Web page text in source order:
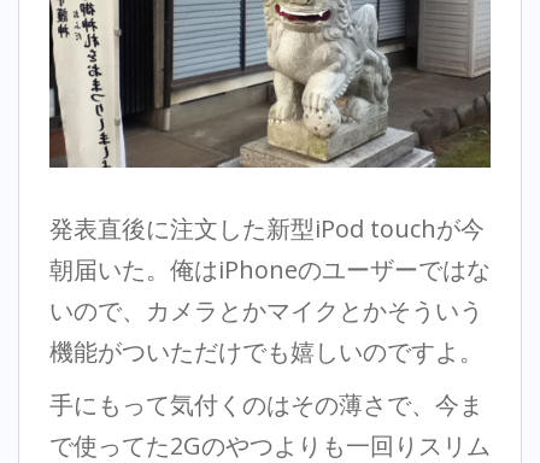
発表直後に注文した新型iPod touchが今
朝届いた。俺はiPhoneのユーザーではな
いので、カメラとかマイクとかそういう
機能がついただけでも嬉しいのですよ。
手にもって気付くのはその薄さで、今ま
で使ってた2Gのやつよりも一回りスリム